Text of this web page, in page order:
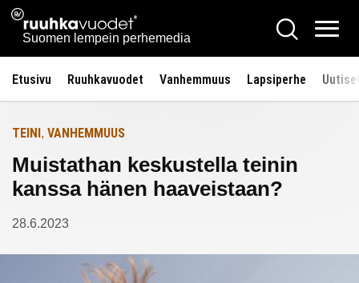
Siirry
sisältöön
Ruuhkavuodet.fi
Suomen lempein perhemedia
Hae
Etusivu Ruuhkavuodet Vanhemmuus Lapsiperhe
Etusivulle
TEINI , VANHEMMUUS
Muistathan keskustella teinin
kanssa hänen haaveistaan?
28.6.2023